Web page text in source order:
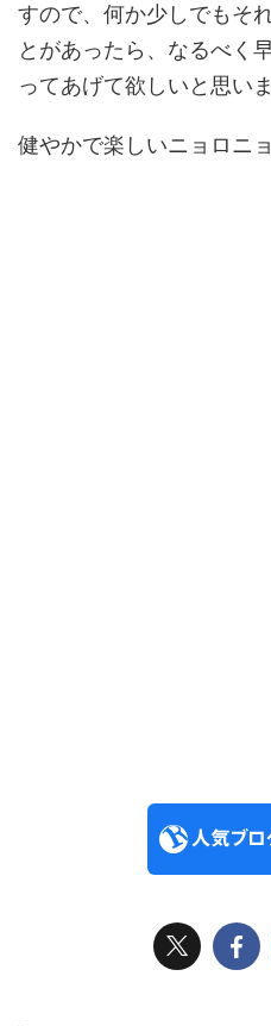
すので、何か少しでもそ
とがあったら、なるべく
ってあげて欲しいと思いま
健やかで楽しいニョロニ